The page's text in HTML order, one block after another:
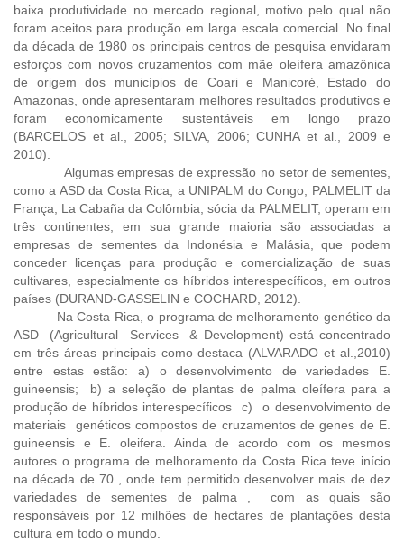
baixa produtividade no mercado regional, motivo pelo qual não
foram aceitos para produção em larga escala comercial. No final
da década de 1980 os principais centros de pesquisa envidaram
esforços com novos cruzamentos com mãe oleífera amazônica
de origem dos municípios de Coari e Manicoré, Estado do
Amazonas, onde apresentaram melhores resultados produtivos e
foram economicamente sustentáveis em longo prazo
(BARCELOS et al., 2005; SILVA, 2006; CUNHA et al., 2009 e
2010).
Algumas empresas de expressão no setor de sementes,
como a ASD da Costa Rica, a UNIPALM do Congo, PALMELIT da
França, La Cabaña da Colômbia, sócia da PALMELIT, operam em
três continentes, em sua grande maioria são associadas a
empresas de sementes da Indonésia e Malásia, que podem
conceder licenças para produção e comercialização de suas
cultivares, especialmente os híbridos interespecíficos, em outros
países (DURAND-GASSELIN e COCHARD, 2012).
Na Costa Rica, o programa de melhoramento genético da
ASD (Agricultural Services & Development) está concentrado
em três áreas principais como destaca (ALVARADO et al.,2010)
entre estas estão: a) o desenvolvimento de variedades E.
guineensis; b) a seleção de plantas de palma oleífera para a
produção de híbridos interespecíficos c) o desenvolvimento de
materiais genéticos compostos de cruzamentos de genes de E.
guineensis e E. oleifera. Ainda de acordo com os mesmos
autores o programa de melhoramento da Costa Rica teve início
na década de 70 , onde tem permitido desenvolver mais de dez
variedades de sementes de palma , com as quais são
responsáveis por 12 milhões de hectares de plantações desta
cultura em todo o mundo.